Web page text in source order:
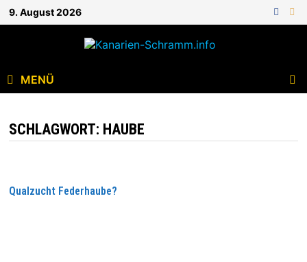
9. August 2026
MENÜ
SCHLAGWORT: HAUBE
Qualzucht Federhaube?